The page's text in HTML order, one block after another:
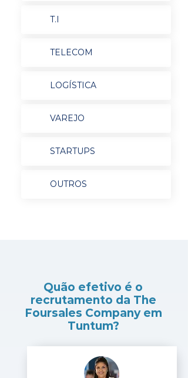
T.I
TELECOM
LOGÍSTICA
VAREJO
STARTUPS
OUTROS
Quão efetivo é o
recrutamento da The
Foursales Company em
Tuntum?